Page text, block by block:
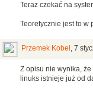
Teraz czekać na
Teoretycznie jest to w
Przemek Kobel , 7
Z opisu nie wynika,
linuks istnieje już od